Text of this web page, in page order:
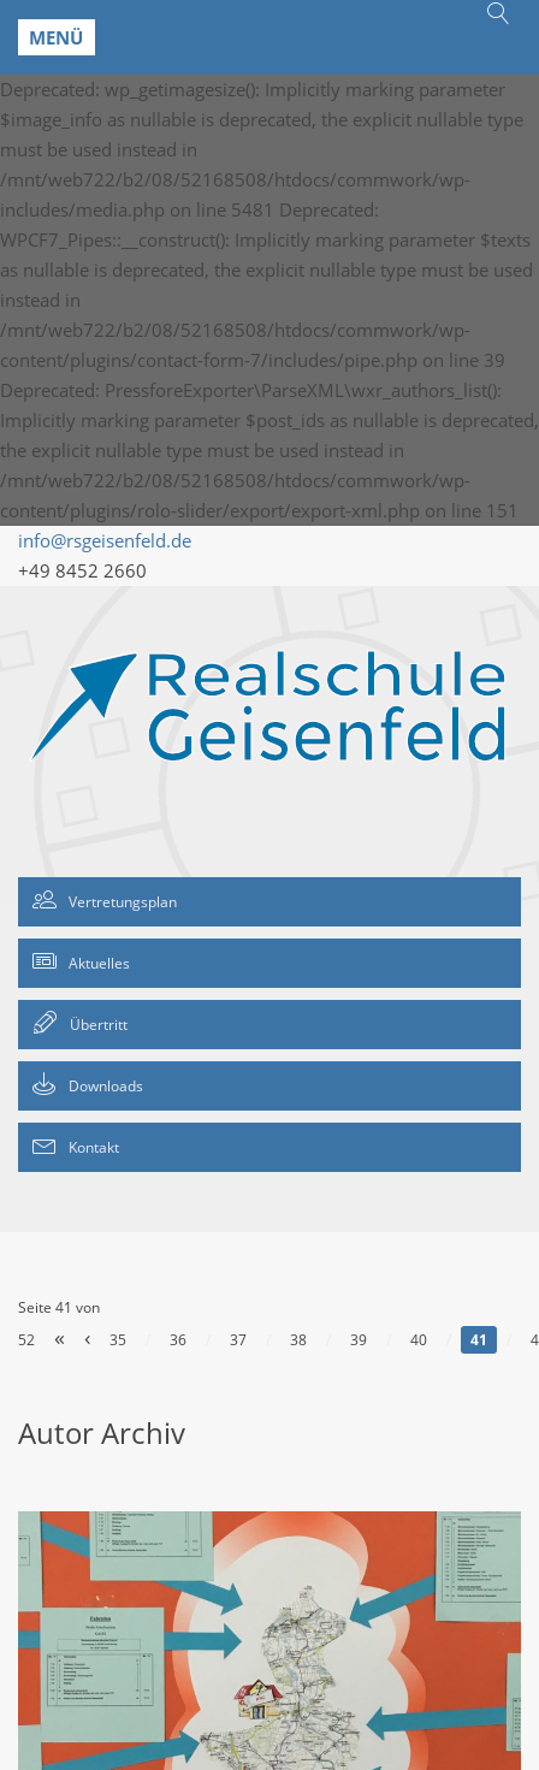
MENÜ
Deprecated: wp_getimagesize(): Implicitly marking parameter
$image_info as nullable is deprecated, the explicit nullable type
must be used instead in
/mnt/web722/b2/08/52168508/htdocs/commwork/wp-
includes/media.php on line 5481 Deprecated:
WPCF7_Pipes::__construct(): Implicitly marking parameter $texts
as nullable is deprecated, the explicit nullable type must be used
instead in
/mnt/web722/b2/08/52168508/htdocs/commwork/wp-
content/plugins/contact-form-7/includes/pipe.php on line 39
Deprecated: PressforeExporter\ParseXML\wxr_authors_list():
Implicitly marking parameter $post_ids as nullable is deprecated,
the explicit nullable type must be used instead in
/mnt/web722/b2/08/52168508/htdocs/commwork/wp-
content/plugins/rolo-slider/export/export-xml.php on line 151
info@rsgeisenfeld.de
+49 8452 2660
Vertretungsplan
Aktuelles
Übertritt
Downloads
Kontakt
Seite 41 von
52
« ‹ 35 36 37 38 39 40 41
Autor Archiv